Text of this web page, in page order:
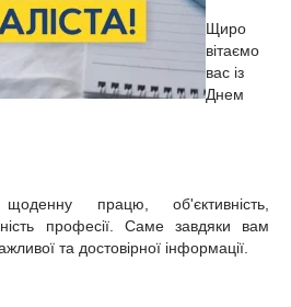
Щиро
вітаємо
вас із
Днем
працю, об'єктивність,
професії. Саме завдяки вам
та достовірної інформації.